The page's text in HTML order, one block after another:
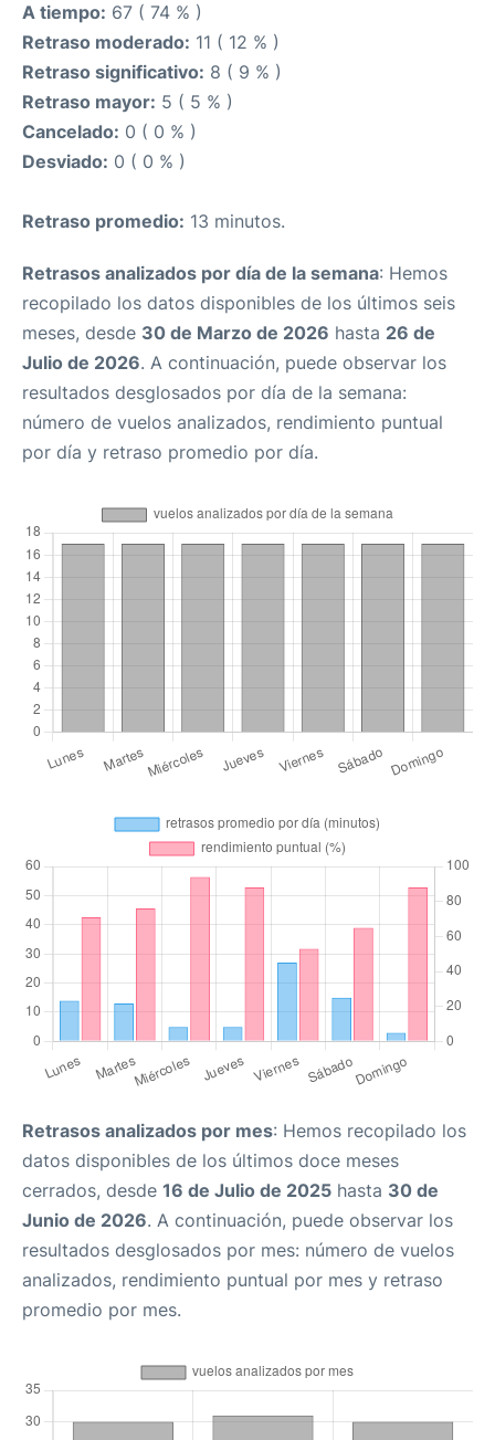
A tiempo: 67 ( 74 % )
Retraso moderado: 11 ( 12 % )
Retraso significativo: 8 ( 9 % )
Retraso mayor: 5 ( 5 % )
Cancelado: 0 ( 0 % )
Desviado: 0 ( 0 % )
Retraso promedio: 13 minutos.
Retrasos analizados por día de la semana: Hemos
recopilado los datos disponibles de los últimos seis
meses, desde 30 de Marzo de 2026 hasta 26 de
Julio de 2026. A continuación, puede observar los
resultados desglosados por día de la semana:
número de vuelos analizados, rendimiento puntual
por día y retraso promedio por día.
Retrasos analizados por mes: Hemos recopilado los
datos disponibles de los últimos doce meses
cerrados, desde 16 de Julio de 2025 hasta 30 de
Junio de 2026. A continuación, puede observar los
resultados desglosados por mes: número de vuelos
analizados, rendimiento puntual por mes y retraso
promedio por mes.